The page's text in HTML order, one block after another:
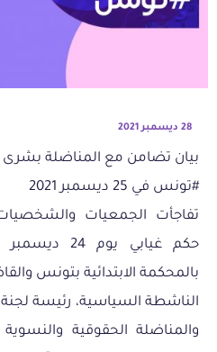
28 ديسمبر 2021
بيان تضامن مع المناضلة بشرى
#تونس في 25 ديسمبر 2021
تفاجأت الجمعيات
الناشطة السياسية، رئيسة لجنة
والمناضلة الحقوقية